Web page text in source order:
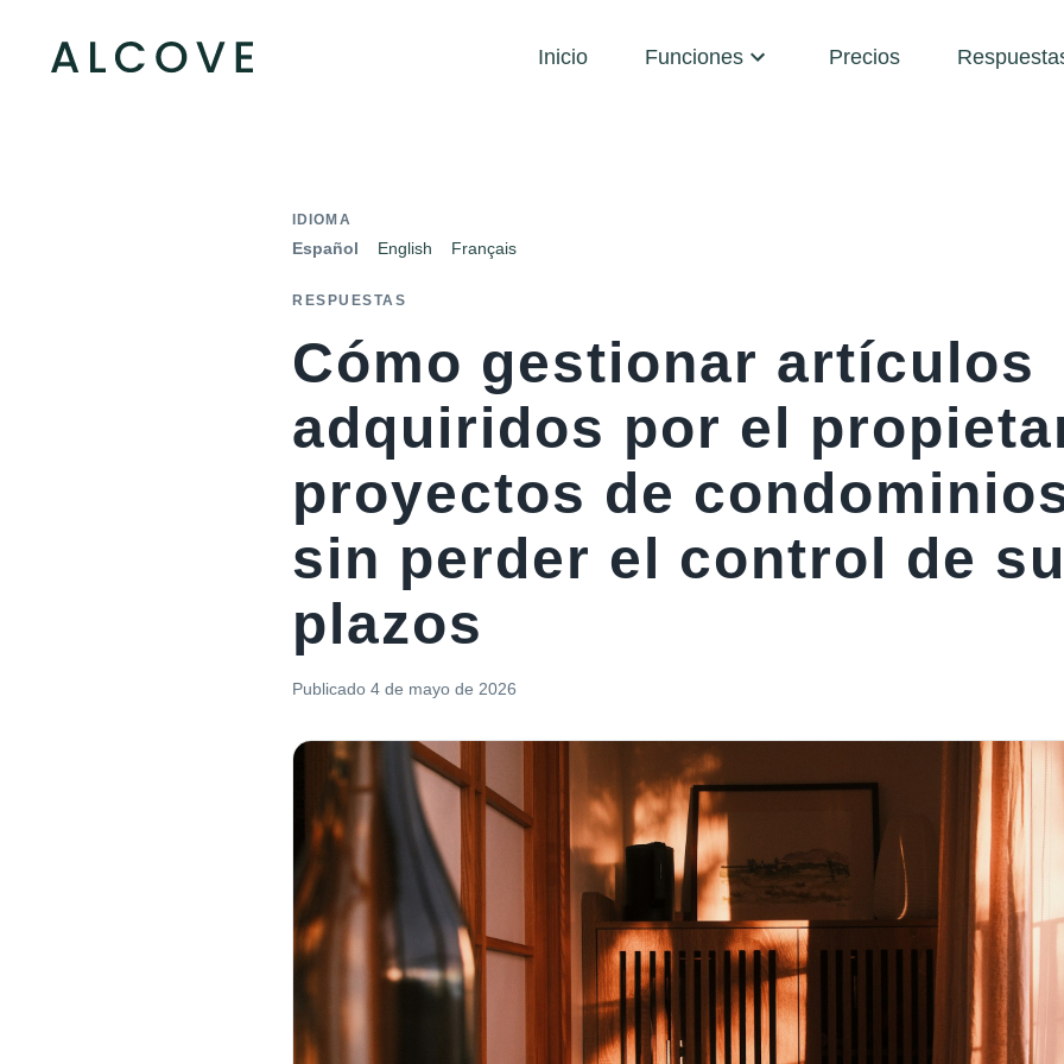
Inicio Funciones Precios
IDIOMA
Español English Français
RESPUESTAS
Cómo gestionar artículos
adquiridos por el
proyectos de
sin perder el control de
plazos
Publicado 4 de mayo de 2026